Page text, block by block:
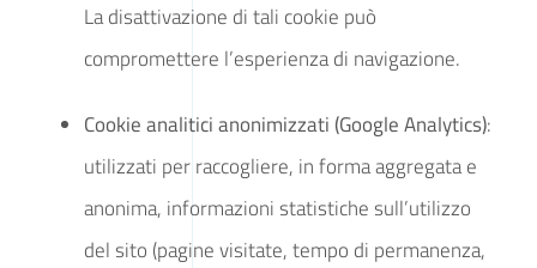
La disattivazione di tali cookie può
compromettere l’esperienza di navigazione.
Cookie analitici anonimizzati (Google Analytics):
utilizzati per raccogliere, in forma aggregata e
anonima, informazioni statistiche sull’utilizzo
del sito (pagine visitate, tempo di permanenza,